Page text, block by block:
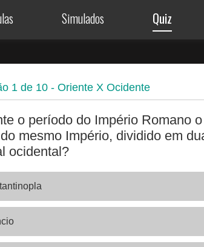
Simulados Quiz
1 de 10 - Oriente X Ocidente
o período do Império Romano
mesmo Império, dividido em
ocidental?